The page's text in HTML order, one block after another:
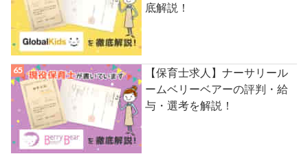
底解説！
【保育士求人】ナーサリール
ームベリーベアーの評判・給
与・選考を解説！